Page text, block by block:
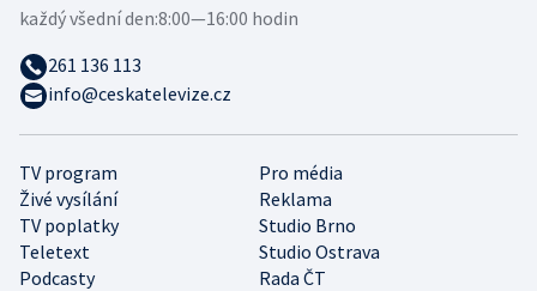
TV program
Pro média
Živé vysílání
Reklama
TV poplatky
Studio Brno
Teletext
Studio Ostrava
Podcasty
Rada ČT
každý všední den:8:00—16:00 hodin
261 136 113
info@ceskatelevize.cz